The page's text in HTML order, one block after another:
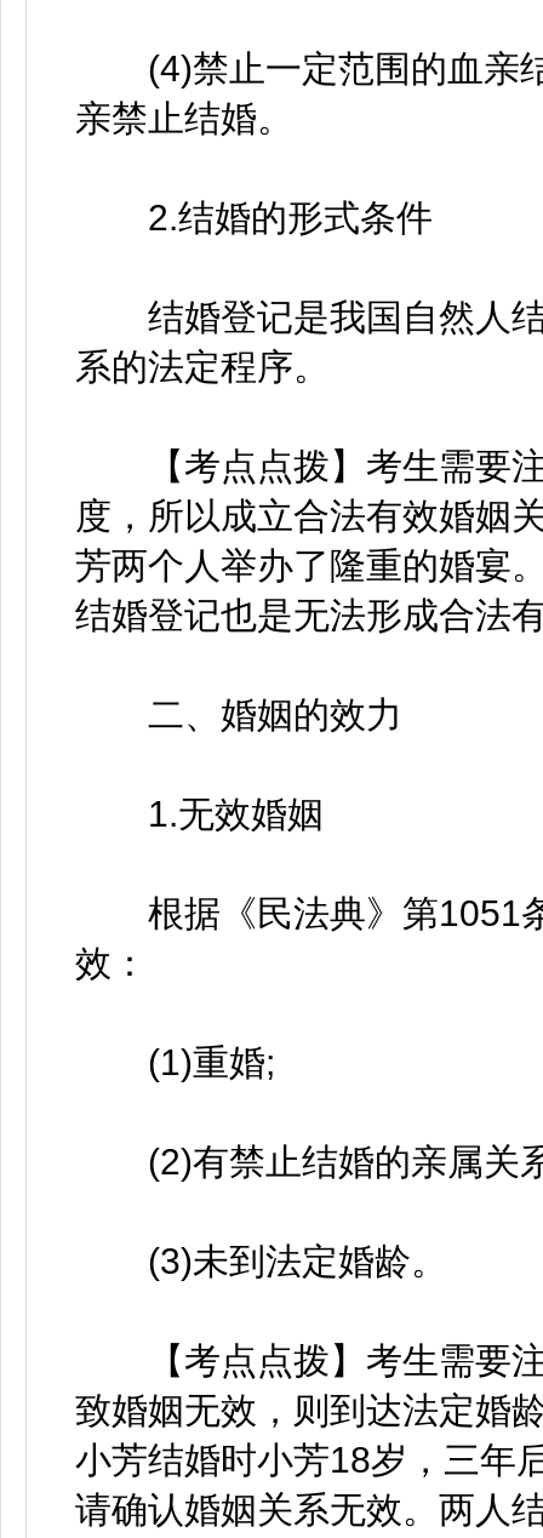
(4)禁止一定范围的血亲
亲禁止结婚。
2.结婚的形式条件
结婚登记是我国自然人结
系的法定程序。
【考点点拨】考生需要注
度，所以成立合法有效婚姻
芳两个人举办了隆重的婚宴
结婚登记也是无法形成合法
二、婚姻的效力
1.无效婚姻
根据《民法典》第1051
效：
(1)重婚;
(2)有禁止结婚的亲属关
(3)未到法定婚龄。
【考点点拨】考生需要注
致婚姻无效，则到达法定婚
小芳结婚时小芳18岁，三年
请确认婚姻关系无效。两人